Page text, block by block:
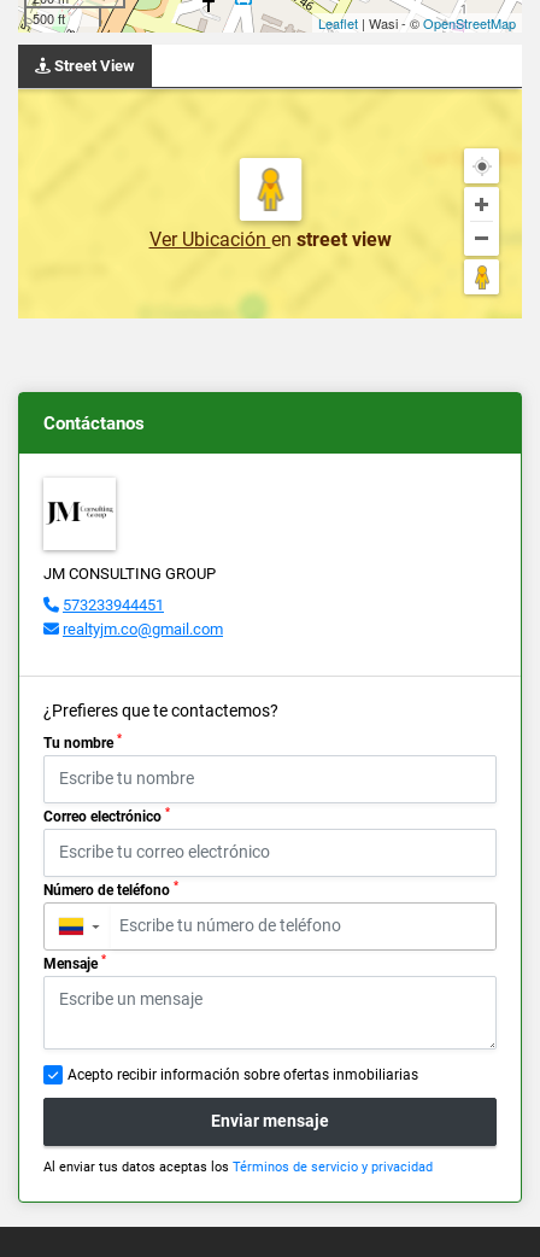
500 ft
Leaflet | Wasi - ©OpenStreetMap
Street View
Ver Ubicación en street view
Contáctanos
JM CONSULTING GROUP
573233944451
realtyjm.co@gmail.com
¿Prefieres que te contactemos?
Tu nombre *
Correo electrónico *
Número de teléfono *
▼
Mensaje *
Acepto recibir información sobre ofertas inmobiliarias
Enviar mensaje
Al enviar tus datos aceptas los Términos de servicio y privacidad